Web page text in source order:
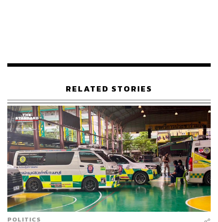
สมาคมผู้ปกครองและครู รับมอบช่อดอกไม้แสดงความยินดี
อิทธิพลจากการหล่อหลอมของโรงเรียนสวนกุหลาบวิทยาลัย
นอกจากนี้ นิสัยส่วนตัวที่เป็นคนมุทะลุ ไม่ยอมแพ้อะไรง่ายๆ
ก็ได้ค้นพบว่าแท้จริงแล้วสิ่งเหล่านี้คือ DNA ของชาวสวนกุ
หลาบฯ ที่ติดตัวมาโดยธรรมชาติ และในการทำงานก็ยังได้รับ
ความช่วยเหลือ คำแนะนำจากรุ่นพี่หรือผู้เชี่ยวชาญในแต่ละ
ด้านมาช่วยกันทำงาน ซึ่งสะท้อนให้เห็นถึงการบูรณาการ
ความสามารถจากคนเก่งหลากหลายสาขาของชาวสวน
กุหลาบ และพร้อมที่จะตักเตือนอย่างตรงไปตรงมาเมื่อทำผิด
พลาด
RELATED STORIES
POLITICS